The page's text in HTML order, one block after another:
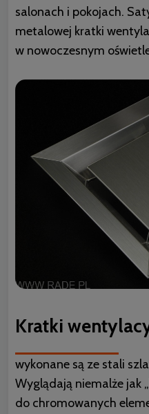
salonach i pokojach.
metalowej kratki
w nowoczesnym
Kratki
wykonane są ze stali
Wyglądają niemalże jak
do chromowanych